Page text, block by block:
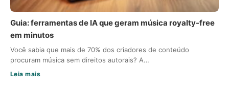
Guia: ferramentas de IA que geram música royalty-free
em minutos
Você sabia que mais de 70% dos criadores de conteúdo
procuram música sem direitos autorais? A…
Leia mais